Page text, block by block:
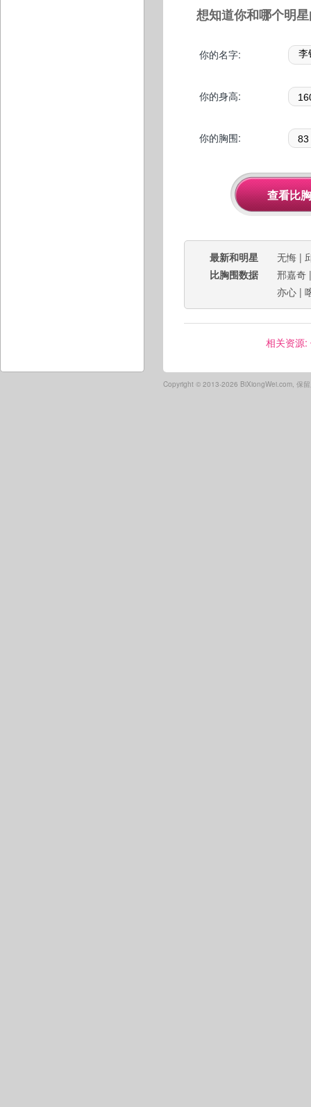
想知道你和哪个明
你的名字:
你的身高:
你的胸围:
最新和明星
比胸围数据
无悔 |
邢嘉奇
亦心 |
相关资源:
Copyright © 2013-2026 BiXiongWei.com, 保